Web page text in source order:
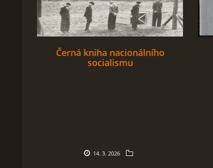
Černá kniha nacionálního
socialismu
14. 3. 2026